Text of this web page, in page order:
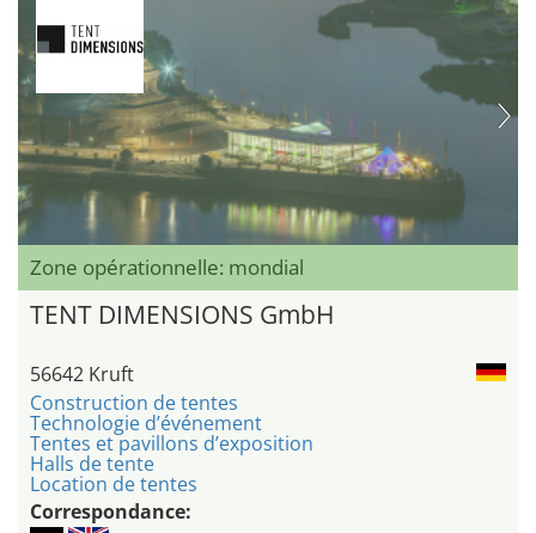
Zone opérationnelle: mondial
TENT DIMENSIONS GmbH
56642 Kruft
Construction de tentes
Technologie d’événement
Tentes et pavillons d’exposition
Halls de tente
Location de tentes
Correspondance: